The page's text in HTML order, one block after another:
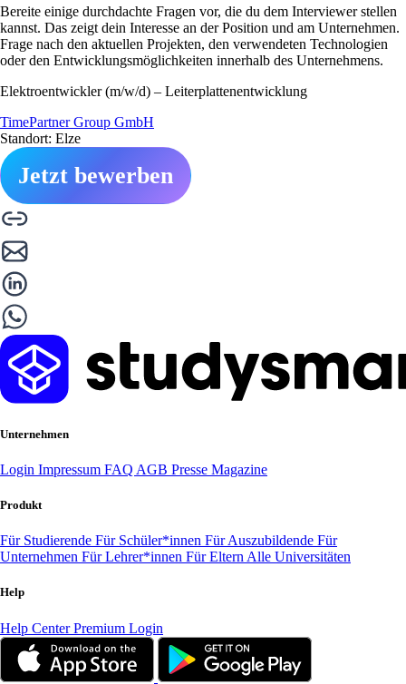
Bereite einige durchdachte Fragen vor, die du dem Interviewer stellen
kannst. Das zeigt dein Interesse an der Position und am Unternehmen.
Frage nach den aktuellen Projekten, den verwendeten Technologien
oder den Entwicklungsmöglichkeiten innerhalb des Unternehmens.
Elektroentwickler (m/w/d) – Leiterplattenentwicklung
TimePartner Group GmbH
Standort: Elze
Jetzt bewerben
Unternehmen
Login Impressum FAQ AGB Presse Magazine
Produkt
Für Studierende Für Schüler*innen Für Auszubildende Für
Unternehmen Für Lehrer*innen Für Eltern Alle Universitäten
Help
Help CenterPremium Login